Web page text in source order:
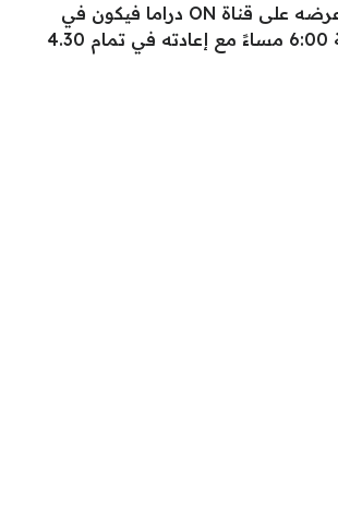
وعن موعد عرضه على قناة ON دراما فيكون في
تمام الساعة 6:00 مساءً مع إعادته في تمام 4.30